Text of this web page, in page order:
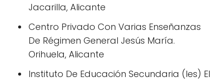
Jacarilla, Alicante
Centro Privado Con Varias Enseñanzas
De Régimen General Jesús María.
Orihuela, Alicante
Instituto De Educación Secundaria (Ies) El